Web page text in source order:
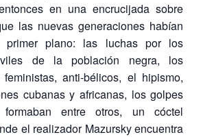
en una encrucijada sobre
las nuevas generaciones habían
plano: las luchas por los
de la población negra, los
feministas, anti-bélicos, el hipismo,
cubanas y africanas, los golpes
entre otros, un cóctel
el realizador Mazursky encuentra